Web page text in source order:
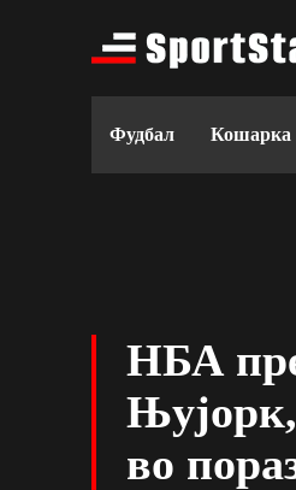
Фудбал Кошарка
НБА
во